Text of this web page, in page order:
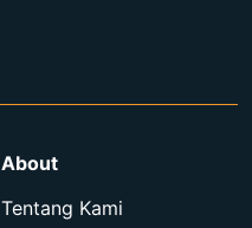
About
Tentang Kami